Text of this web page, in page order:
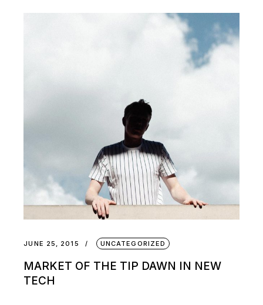
JUNE 25, 2015 UNCATEGORIZED
MARKET OF THE TIP DAWN IN NEW
TECH